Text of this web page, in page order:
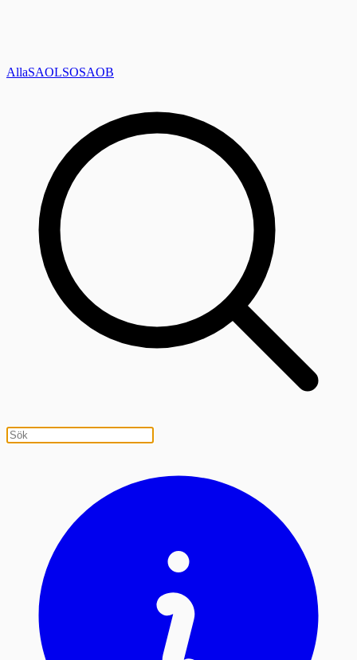
AllaSAOLSOSAOB